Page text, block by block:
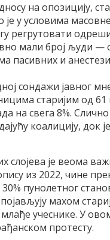
на опозицију,
у условима
регрутовати
мали број људи
пасивних и
сондажи јавног
старијим од
на свега 8%.
коалицију, док
је веома
из 2022, чине
пунолетног
махом
учеснике. У
протесту.